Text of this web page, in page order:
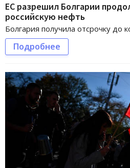
ЕС разрешил Болгарии
российскую нефть
Болгария получила отсрочку до
Подробнее